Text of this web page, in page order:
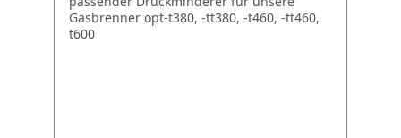
Gasbrenner opt-t380, -tt380, -t460, -tt460,
t600